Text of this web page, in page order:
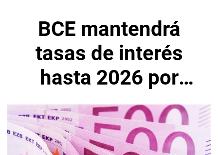
BCE mantendrá
tasas de interés
hasta 2026 por
perspectivas
estables